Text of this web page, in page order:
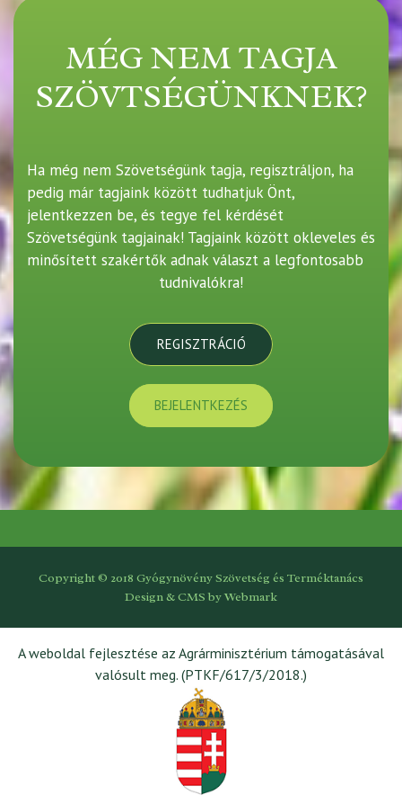
MÉG NEM TAGJA
SZÖVTSÉGÜNKNEK?
Ha még nem Szövetségünk tagja, regisztráljon, ha
pedig már tagjaink között tudhatjuk Önt,
jelentkezzen be, és tegye fel kérdését
Szövetségünk tagjainak! Tagjaink között okleveles és
minősített szakértők adnak választ a legfontosabb
tudnivalókra!
REGISZTRÁCIÓ
BEJELENTKEZÉS
Copyright © 2018 Gyógynövény Szövetség és Terméktanács
Design & CMS byWebmark
A weboldal fejlesztése az Agrárminisztérium támogatásával
valósult meg. (PTKF/617/3/2018.)